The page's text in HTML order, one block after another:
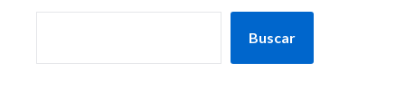
Buscar